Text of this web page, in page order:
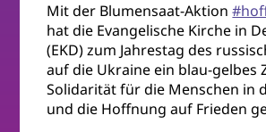
Mit der Blumensaat-Aktion
hat die Evangelische Kirche in
(EKD) zum Jahrestag des
auf die Ukraine ein blau-gelbes
Solidarität für die Menschen in
und die Hoffnung auf Frieden